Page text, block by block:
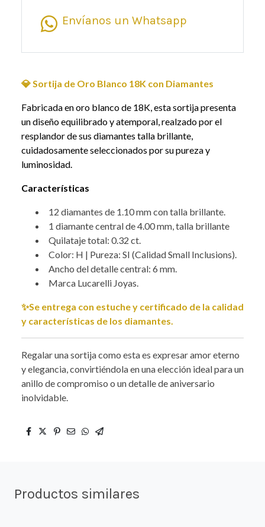
Envíanos un Whatsapp
💎 Sortija de Oro Blanco 18K con Diamantes
Fabricada en oro blanco de 18K, esta sortija presenta
un diseño equilibrado y atemporal, realzado por el
resplandor de sus diamantes talla brillante,
cuidadosamente seleccionados por su pureza y
luminosidad.
Características
12 diamantes de 1.10 mm con talla brillante.
1 diamante central de 4.00 mm, talla brillante
Quilataje total: 0.32 ct.
Color: H | Pureza: SI (Calidad Small Inclusions).
Ancho del detalle central: 6 mm.
Marca Lucarelli Joyas.
✨Se entrega con estuche y certificado de la calidad
y características de los diamantes.
Regalar una sortija como esta es expresar amor eterno
y elegancia, convirtiéndola en una elección ideal para un
anillo de compromiso o un detalle de aniversario
inolvidable.
Productos similares